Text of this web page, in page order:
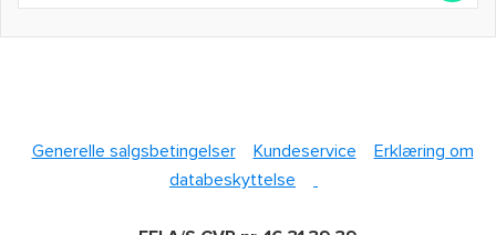
Generelle salgsbetingelser Kundeservice
Erklæring om
databeskyttelse